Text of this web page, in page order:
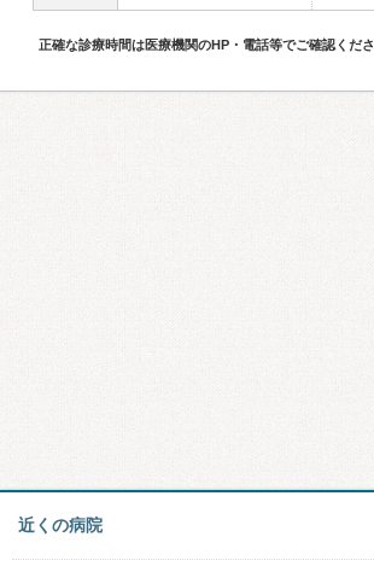
正確な診療時間は医療機関のHP・電話等でご確認くだ
近くの病院